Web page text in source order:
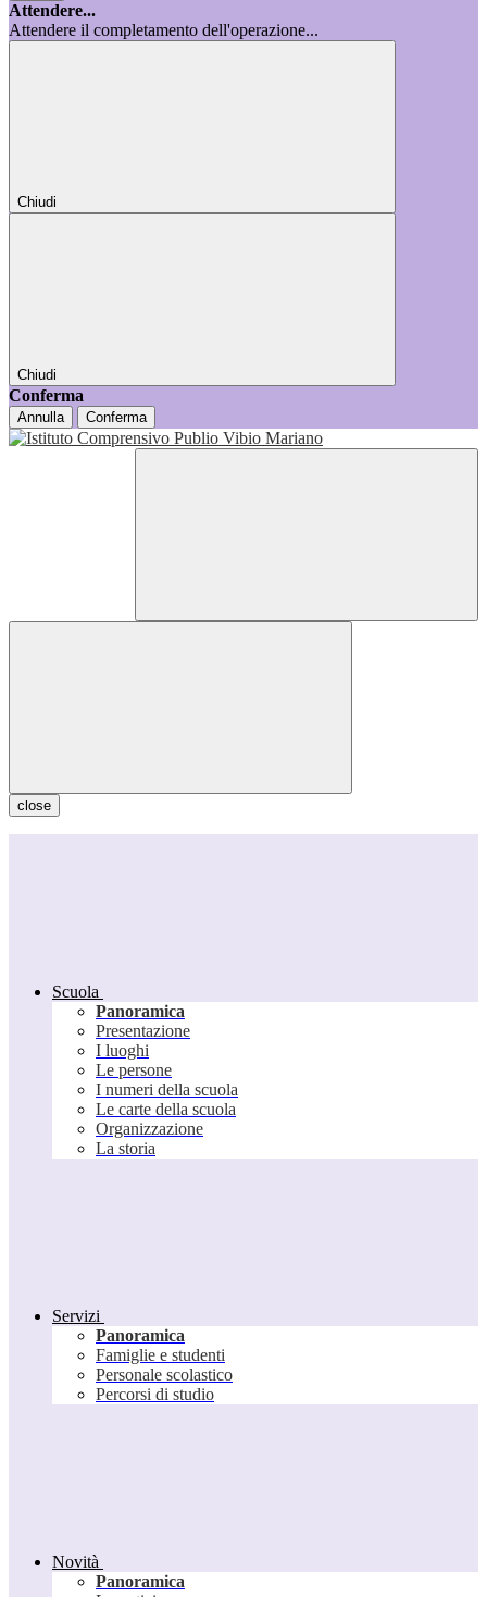
Attendere...
Attendere il completamento dell'operazione...
Chiudi
Chiudi
Conferma
Annulla Conferma
close
Scuola
Panoramica
Presentazione
I luoghi
Le persone
I numeri della scuola
Le carte della scuola
Organizzazione
La storia
Servizi
Panoramica
Famiglie e studenti
Personale scolastico
Percorsi di studio
Novità
Panoramica